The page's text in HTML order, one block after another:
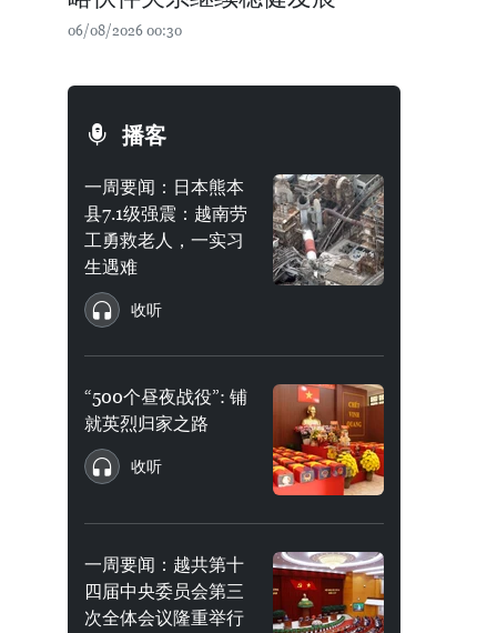
06/08/2026 00:30
播客
一周要闻：日本熊本
县7.1级强震：越南劳
工勇救老人，一实习
生遇难
收听
“500个昼夜战役”: 铺
就英烈归家之路
收听
一周要闻：越共第十
四届中央委员会第三
次全体会议隆重举行